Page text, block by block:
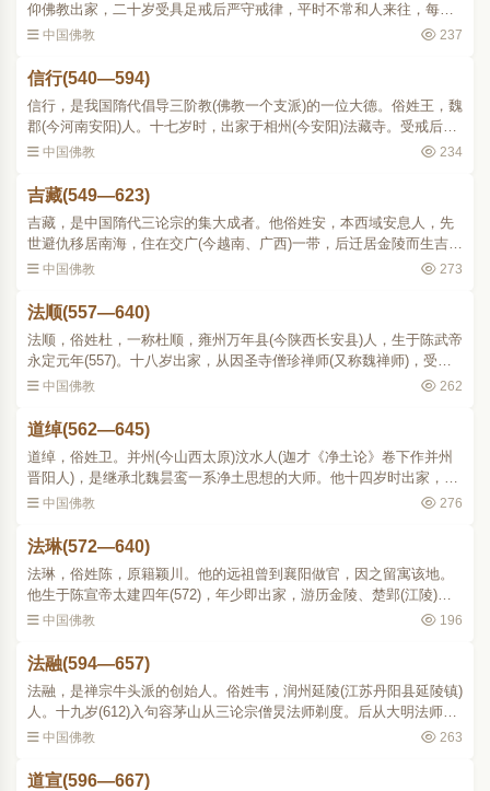
仰佛教出家，二十岁受具足戒后严守戒律，平时不常和人来往，每天
读诵《法华》等经，数年之间便满千遍。又因阅读《妙胜定经》，开
中国佛教 237
信行(540—594)
信行，是我国隋代倡导三阶教(佛教一个支派)的一位大德。俗姓王，魏
郡(今河南安阳)人。十七岁时，出家于相州(今安阳)法藏寺。受戒后，
博涉经论，重视行持。认为佛教须应时宜，实行济度，不应空讲理
中国佛教 234
吉藏(549—623)
吉藏，是中国隋代三论宗的集大成者。他俗姓安，本西域安息人，先
世避仇移居南海，住在交广(今越南、广西)一带，后迁居金陵而生吉
藏。幼年时，父亲带他去见真谛，真谛为他取名吉藏。吉藏的上辈本
中国佛教 273
法顺(557—640)
法顺，俗姓杜，一称杜顺，雍州万年县(今陕西长安县)人，生于陈武帝
永定元年(557)。十八岁出家，从因圣寺僧珍禅师(又称魏禅师)，受持
定业。后来在庆州、清河、骊山、三原、武功等地说教，所说直显正
中国佛教 262
道绰(562—645)
道绰，俗姓卫。并州(今山西太原)汶水人(迦才《净土论》卷下作并州
晋阳人)，是继承北魏昙鸾一系净土思想的大师。他十四岁时出家，对
《大涅槃经》特别有所研究，曾开讲二十四遍。后于太原蒙山开化寺
中国佛教 276
法琳(572—640)
法琳，俗姓陈，原籍颖川。他的远祖曾到襄阳做官，因之留寓该地。
他生于陈宣帝太建四年(572)，年少即出家，游历金陵、楚郢(江陵)各
地，遍学内外典籍。隋开皇十四年(594)，二十三岁，夏五月，隐居青
中国佛教 196
法融(594—657)
法融，是禅宗牛头派的创始人。俗姓韦，润州延陵(江苏丹阳县延陵镇)
人。十九岁(612)入句容茅山从三论宗僧炅法师剃度。后从大明法师钻
研三论和《华严》、《大品》、《大集》、《维摩》和《法华》等经
中国佛教 263
道宣(596—667)